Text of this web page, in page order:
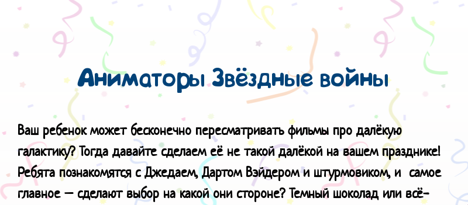
Аниматоры Звёздные войны
Ваш ребенок может бесконечно пересматривать фильмы про далёкую
галактику? Тогда давайте сделаем её не такой далёкой на вашем празднике!
Ребята познакомятся с Джедаем, Дартом Вэйдером и штурмовиком, и самое
главное – сделают выбор на какой они стороне? Темный шоколад или всё-